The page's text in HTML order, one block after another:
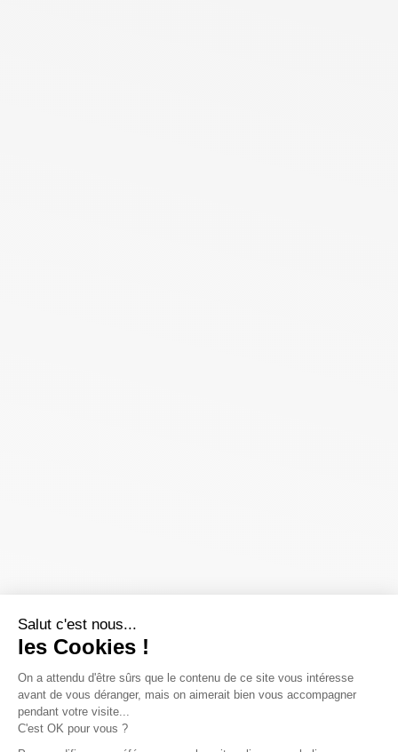
Salut c'est nous...
les Cookies !
On a attendu d'être sûrs que le contenu de ce site vous intéresse
avant de vous déranger, mais on aimerait bien vous accompagner
pendant votre visite...
C'est OK pour vous ?